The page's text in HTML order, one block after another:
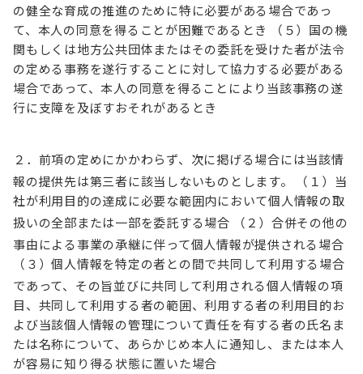
の健全な育成の推進のために特に必要がある場合であっ
て、本人の同意を得ることが困難であるとき （５）国の機
関もしくは地方公共団体またはその委託を受けた者が法令
の定める事務を遂行することに対して協力する必要がある
場合であって、本人の同意を得ることにより当該事務の遂
行に支障を及ぼすおそれがあるとき
２．前項の定めにかかわらず、次に掲げる場合には当該情
報の提供先は第三者に該当しないものとします。
（１）当
社が利用目的の達成に必要な範囲内において個人情報の取
扱いの全部または一部を委託する場合 （２）合併その他の
事由による事業の承継に伴って個人情報が提供される場合
（３）個人情報を特定の者との間で共同して利用する場合
であって、その旨並びに共同 して利用される個人情報の項
目、共同して利用する者の範囲、利用する者の利用目的お
よび当該個人情報の管理について責任を有する者の氏名ま
たは名称について、あらかじめ本人に通知し、または本人
が容易に知り得る状態に置いた場合